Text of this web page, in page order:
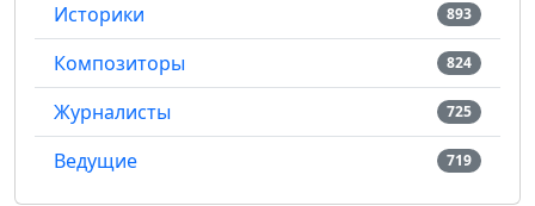
Историки 893
Композиторы 824
Журналисты 725
Ведущие 719